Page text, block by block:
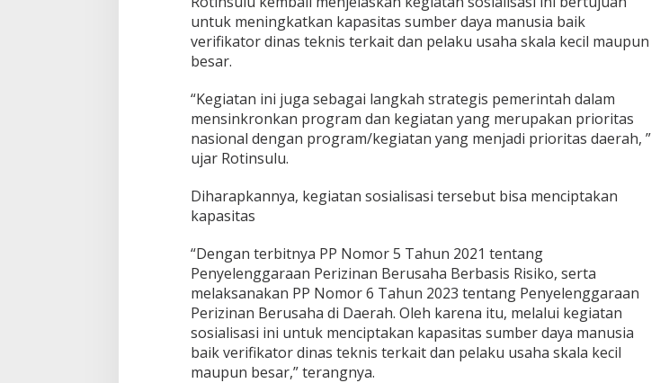
M
i
k
untuk meningkatkan kapasitas sumber daya manusia baik
verifikator dinas teknis terkait dan pelaku usaha skala kecil maupun
besar.
“Kegiatan ini juga sebagai langkah strategis pemerintah dalam
mensinkronkan program dan kegiatan yang merupakan prioritas
nasional dengan program/kegiatan yang menjadi prioritas daerah, ”
ujar Rotinsulu.
Diharapkannya, kegiatan sosialisasi tersebut bisa menciptakan
kapasitas
“Dengan terbitnya PP Nomor 5 Tahun 2021 tentang
Penyelenggaraan Perizinan Berusaha Berbasis Risiko, serta
melaksanakan PP Nomor 6 Tahun 2023 tentang Penyelenggaraan
Perizinan Berusaha di Daerah. Oleh karena itu, melalui kegiatan
sosialisasi ini untuk menciptakan kapasitas sumber daya manusia
baik verifikator dinas teknis terkait dan pelaku usaha skala kecil
maupun besar,” terangnya.